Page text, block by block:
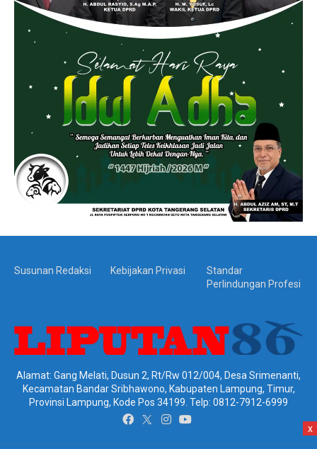
Susunan Redaksi Kebijakan Privasi
Standar
Perlindungan Profesi
Alamat: Gang Melati, Dusun 2, Rt/Rw 012/004, Desa Srimenanti,
Kecamatan Bandar Sribhawono, Kabupaten Lampung, Timur,
Provinsi Lampung, Kode Pos 34199. Telp: 0812-7912-6999
x